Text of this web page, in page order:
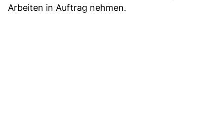
Arbeiten in Auftrag nehmen.